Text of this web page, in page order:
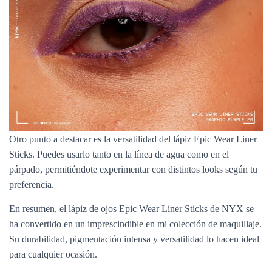
Otro punto a destacar es la versatilidad del lápiz Epic Wear Liner
Sticks. Puedes usarlo tanto en la línea de agua como en el
párpado, permitiéndote experimentar con distintos looks según tu
preferencia.
En resumen, el lápiz de ojos Epic Wear Liner Sticks de NYX se
ha convertido en un imprescindible en mi colección de maquillaje.
Su durabilidad, pigmentación intensa y versatilidad lo hacen ideal
para cualquier ocasión.